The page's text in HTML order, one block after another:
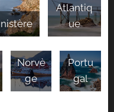
Atlantiq
ue
Norvè
ge
Portu
gal